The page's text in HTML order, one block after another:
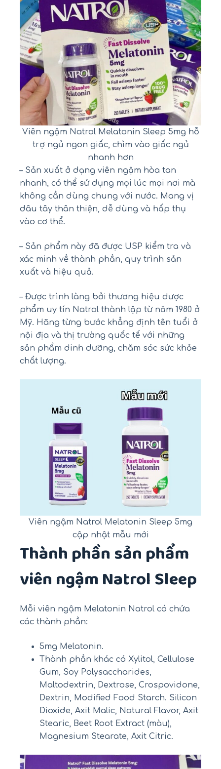
Viên ngậm Natrol Melatonin Sleep 5mg hỗ
trợ ngủ ngon giấc, chìm vào giấc ngủ
nhanh hơn
– Sản xuất ở dạng viên ngậm hòa tan
nhanh, có thể sử dụng mọi lúc mọi nơi mà
không cần dùng chung với nước. Mang vị
dâu tây thân thiện, dễ dùng và hấp thụ
vào cơ thể.
– Sản phẩm này đã được USP kiểm tra và
xác minh về thành phần, quy trình sản
xuất và hiệu quả.
– Được trình làng bởi thương hiệu dược
phẩm uy tín Natrol thành lập từ năm 1980 ở
Mỹ. Hãng từng bước khẳng định tên tuổi ở
nội địa và thị trường quốc tế với những
sản phẩm dinh dưỡng, chăm sóc sức khỏe
chất lượng.
Viên ngậm Natrol Melatonin Sleep 5mg
cập nhật mẫu mới
Thành phần sản phẩm
viên ngậm Natrol Sleep
Mỗi viên ngậm Melatonin Natrol có chứa
các thành phần:
5mg Melatonin.
Thành phần khác có Xylitol, Cellulose
Gum, Soy Polysaccharides,
Maltodextrin, Dextrose, Crospovidone,
Dextrin, Modified Food Starch. Silicon
Dioxide, Axit Malic, Natural Flavor, Axit
Stearic, Beet Root Extract (màu),
Magnesium Stearate, Axit Citric.